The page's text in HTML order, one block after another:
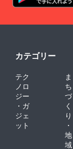
カテゴリー
テク
ノロ
ジー
・ガ
ジェ
ット
ま
ち
づ
く
り
・
地
域